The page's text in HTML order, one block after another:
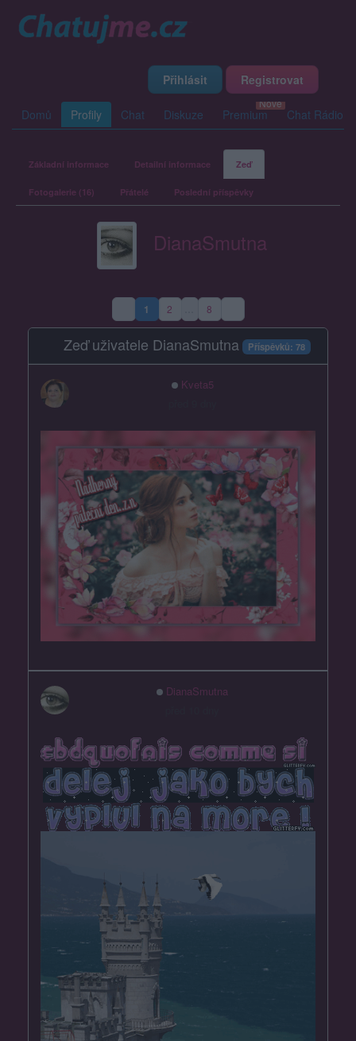
Přihlásit Registrovat
Domů Profily Chat Diskuze Premium Chat Rádio
Základní informace Detailní informace Zeď
Fotogalerie (16) Přátelé Poslední příspěvky
DianaSmutna
1(aktuální strana)
2 8
Zeď uživatele DianaSmutna Příspěvků: 78
Kveta5
DianaSmutna